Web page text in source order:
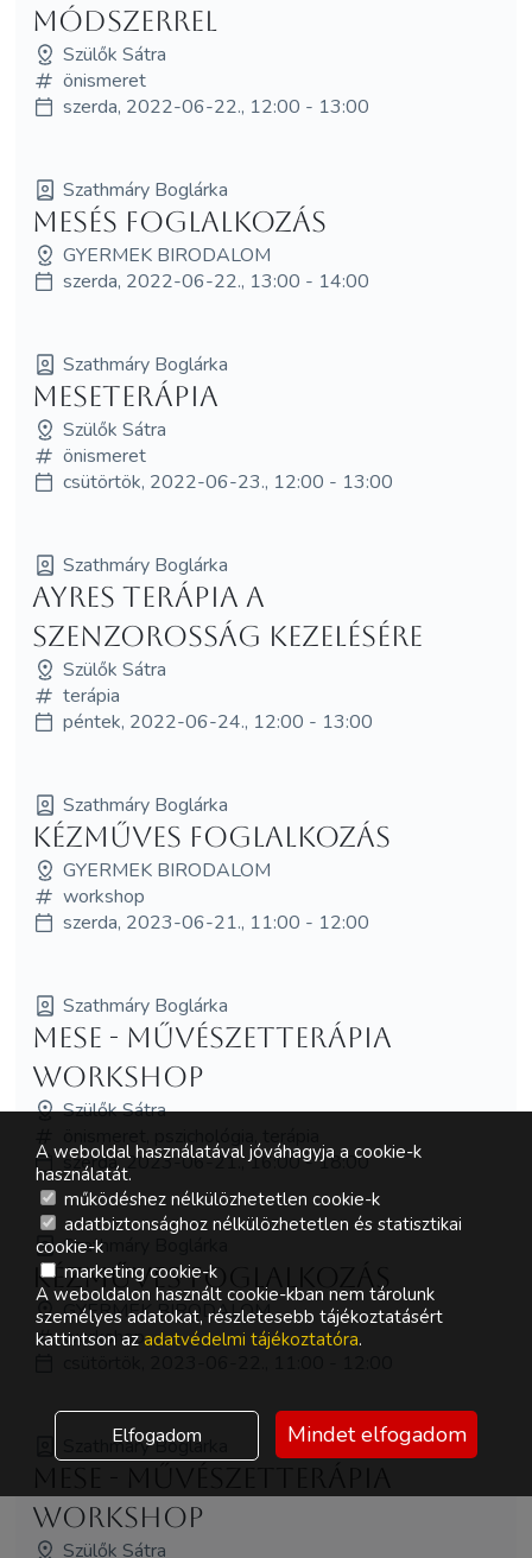
módszerrel
Szülők Sátra
önismeret
szerda, 2022-06-22., 12:00 - 13:00
Szathmáry Boglárka
Mesés foglalkozás
GYERMEK BIRODALOM
szerda, 2022-06-22., 13:00 - 14:00
Szathmáry Boglárka
Meseterápia
Szülők Sátra
önismeret
csütörtök, 2022-06-23., 12:00 - 13:00
Szathmáry Boglárka
Ayres terápia a
szenzorosság kezelésére
Szülők Sátra
terápia
péntek, 2022-06-24., 12:00 - 13:00
Szathmáry Boglárka
Kézműves foglalkozás
GYERMEK BIRODALOM
workshop
szerda, 2023-06-21., 11:00 - 12:00
Szathmáry Boglárka
Mese - művészetterápia
workshop
Szülők Sátra
önismeret, pszichológia, terápia
szerda, 2023-06-21., 16:00 - 18:00
Szathmáry Boglárka
Kézműves foglalkozás
GYERMEK BIRODALOM
workshop
Szathmáry Boglárka
workshop
Szülők Sátra
A weboldal használatával jóváhagyja a cookie-k
használatát.
működéshez nélkülözhetetlen cookie-k
adatbiztonsághoz nélkülözhetetlen és statisztikai
cookie-k
marketing cookie-k
A weboldalon használt cookie-kban nem tárolunk
személyes adatokat, részletesebb tájékoztatásért
kattintson az adatvédelmi tájékoztatóra.
Elfogadom Mindet elfogadom